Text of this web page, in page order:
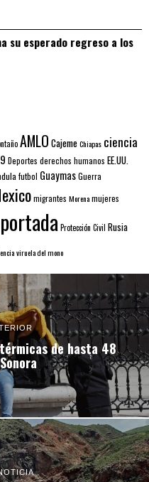
su esperado regreso a los
AMLO CajemeChiapas ciencia
Deportes derechos humanos EE.UU.
futbol GuaymasGuerra
migrantes Morenamujeres
portada Protección Civil Rusia
viruela del mono
de hasta 48